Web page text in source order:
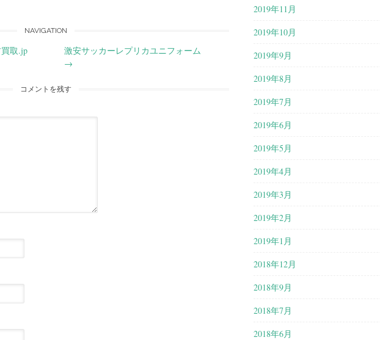
NAVIGATION
取.jp
激安サッカーレプリカユニフォーム
→
コメントを残す
2019年11月
2019年10月
2019年9月
2019年8月
2019年7月
2019年6月
2019年5月
2019年4月
2019年3月
2019年2月
2019年1月
2018年12月
2018年9月
2018年7月
2018年6月